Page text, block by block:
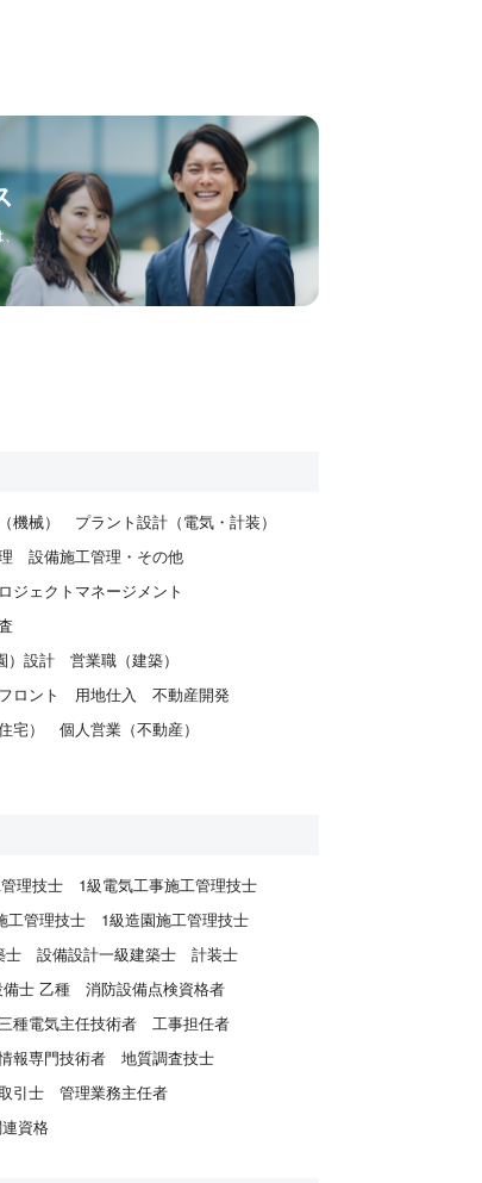
、
機械）
プラント設計（電気・計装）
設備施工管理・その他
ジェクトマネージメント
）設計
営業職（建築）
ロント 用地仕入
不動産開発
宅）
個人営業（不動産）
理技士
1級電気工事施工管理技士
工管理技士
1級造園施工管理技士
士 設備設計一級建築士
計装士
士 乙種
消防設備点検資格者
種電気主任技術者
工事担任者
報専門技術者
地質調査技士
引士
管理業務主任者
資格